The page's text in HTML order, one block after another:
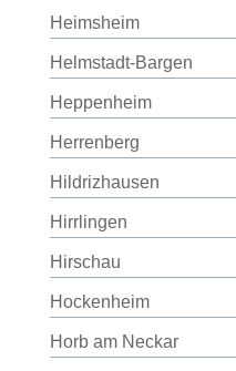
Heimsheim
Helmstadt-Bargen
Heppenheim
Herrenberg
Hildrizhausen
Hirrlingen
Hirschau
Hockenheim
Horb am Neckar